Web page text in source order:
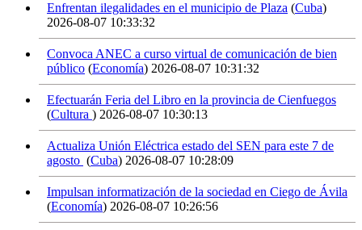
Enfrentan ilegalidades en el municipio de Plaza (Cuba)
2026-08-07 10:33:32
Convoca ANEC a curso virtual de comunicación de bien
público (Economía) 2026-08-07 10:31:32
Efectuarán Feria del Libro en la provincia de Cienfuegos
(Cultura ) 2026-08-07 10:30:13
Actualiza Unión Eléctrica estado del SEN para este 7 de
agosto (Cuba) 2026-08-07 10:28:09
Impulsan informatización de la sociedad en Ciego de Ávila
(Economía) 2026-08-07 10:26:56